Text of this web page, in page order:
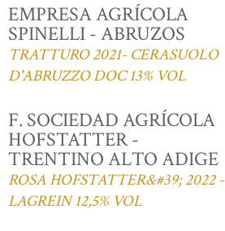
EMPRESA AGRÍCOLA
SPINELLI - ABRUZOS
TRATTURO 2021- CERASUOLO
D'ABRUZZO DOC 13% VOL
F. SOCIEDAD AGRÍCOLA
HOFSTATTER -
TRENTINO ALTO ADIGE
ROSA HOFSTATTER&#39; 2022 -
LAGREIN 12,5% VOL